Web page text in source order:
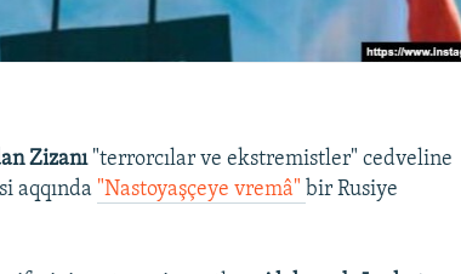
Zizanı"terrorcılar ve ekstremistler" cedveline
aqqında "Nastoyaşçeye vremâ" bir Rusiye